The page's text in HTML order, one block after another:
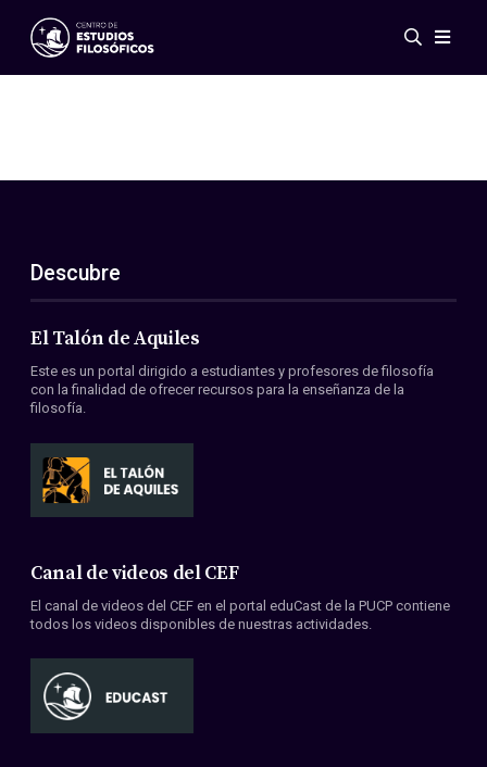
Eventos
ES
EN
Acerca de nosotros
Miembros
Convenios
Descubre
El Talón de Aquiles
Este es un portal dirigido a estudiantes y profesores de filosofía
con la finalidad de ofrecer recursos para la enseñanza de la
filosofía.
Canal de videos del CEF
El canal de videos del CEF en el portal eduCast de la PUCP contiene
todos los videos disponibles de nuestras actividades.